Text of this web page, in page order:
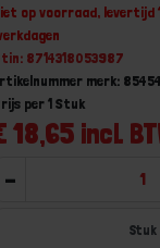
op voorraad, levertijd
8714318053987
merk:
18,65 incl.
per 1 Stuk
-
Stuk